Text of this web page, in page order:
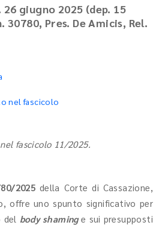
26 giugno 2025 (dep. 15
Pres. De Amicis, Rel.
nel fascicolo
fascicolo 11/2025.
2025 della Corte di Cassazione,
offre uno spunto significativo per
del body shaminge sui presupposti